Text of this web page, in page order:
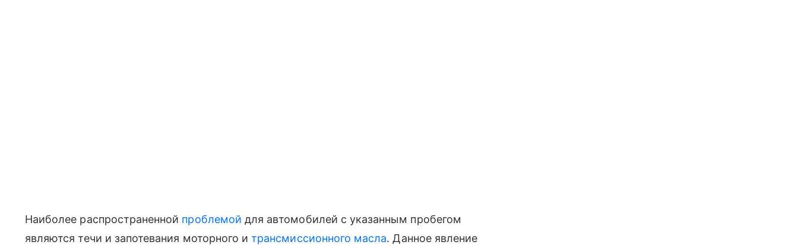
Наиболее распространенной проблемой для автомобилей с указанным пробегом
являются течи и запотевания моторного итрансмиссионного масла. Данное явление